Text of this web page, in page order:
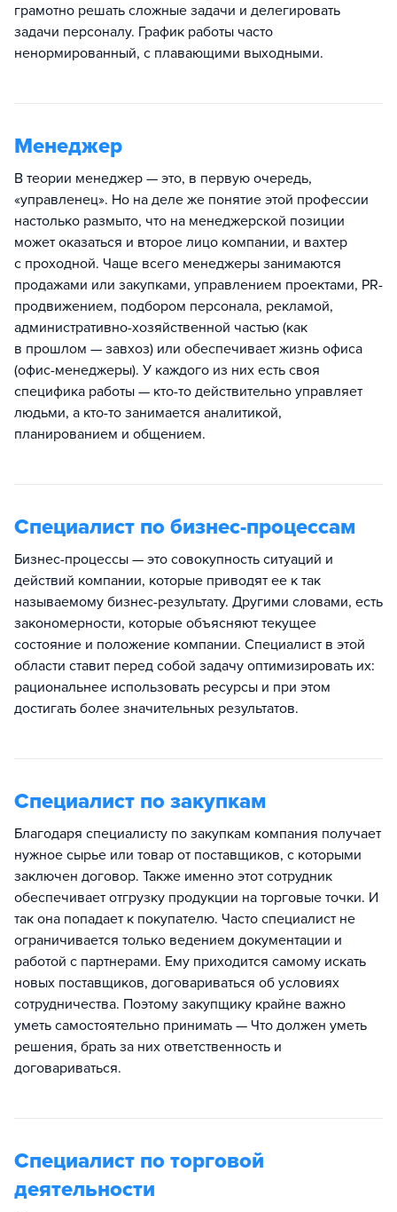
грамотно решать сложные задачи и делегировать
задачи персоналу. График работы часто
ненормированный, с плавающими выходными.
Менеджер
В теории менеджер — это, в первую очередь,
«управленец». Но на деле же понятие этой профессии
настолько размыто, что на менеджерской позиции
может оказаться и второе лицо компании, и вахтер
с проходной. Чаще всего менеджеры занимаются
продажами или закупками, управлением проектами, PR-
продвижением, подбором персонала, рекламой,
административно-хозяйственной частью (как
в прошлом — завхоз) или обеспечивает жизнь офиса
(офис-менеджеры). У каждого из них есть своя
специфика работы — кто-то действительно управляет
людьми, а кто-то занимается аналитикой,
планированием и общением.
Специалист по бизнес-процессам
Бизнес-процессы — это совокупность ситуаций и
действий компании, которые приводят ее к так
называемому бизнес-результату. Другими словами, есть
закономерности, которые объясняют текущее
состояние и положение компании. Специалист в этой
области ставит перед собой задачу оптимизировать их:
рациональнее использовать ресурсы и при этом
достигать более значительных результатов.
Специалист по закупкам
Благодаря специалисту по закупкам компания получает
нужное сырье или товар от поставщиков, с которыми
заключен договор. Также именно этот сотрудник
обеспечивает отгрузку продукции на торговые точки. И
так она попадает к покупателю. Часто специалист не
ограничивается только ведением документации и
работой с партнерами. Ему приходится самому искать
новых поставщиков, договариваться об условиях
сотрудничества. Поэтому закупщику крайне важно
уметь самостоятельно принимать — Что должен уметь
решения, брать за них ответственность и
договариваться.
Специалист по торговой
деятельности